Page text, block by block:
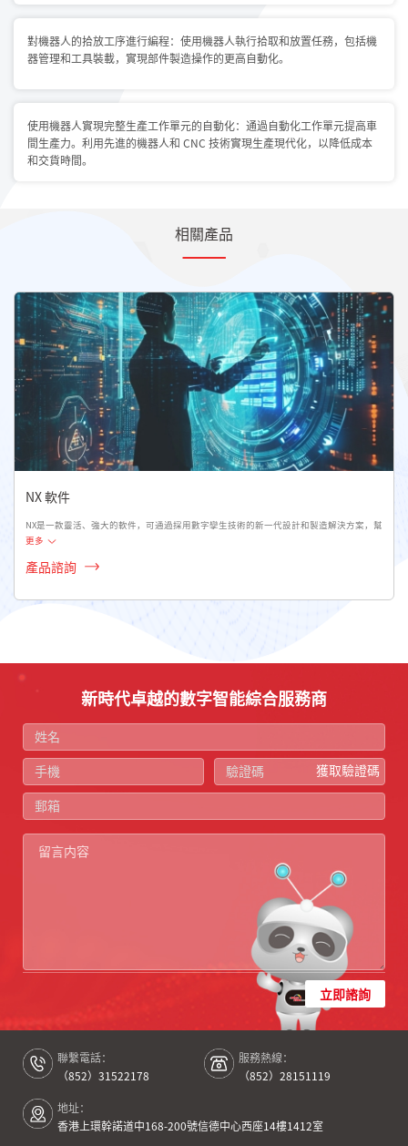
對機器人的拾放工序進行編程：使用機器人執行拾取和放置任務，包括機
器管理和工具裝載，實現部件製造操作的更高自動化。
使用機器人實現完整生產工作單元的自動化：通過自動化工作單元提高車
間生產力。利用先進的機器人和 CNC 技術實現生產現代化，以降低成本
和交貨時間。
相關產品
NX 軟件
NX是一款靈活、強大的軟件，可通過採用數字孿生技術的新一代設計和製造解決方案，幫
更多
產品諮詢
新時代卓越的數字智能綜合服務商
獲取驗證碼
立即諮詢
聯繫電話：
（852）31522178
服務熱線：
（852）28151119
地址：
香港上環幹諾道中168-200號信德中心西座14樓1412室